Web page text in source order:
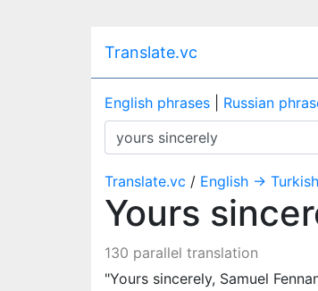
Translate.vc
English phrases Russian
Translate.vc / English → Turkish
Yours
130 parallel translation
"Yours sincerely, Samuel